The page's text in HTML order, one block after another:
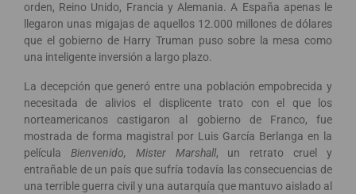
orden, Reino Unido, Francia y Alemania. A España apenas le
llegaron unas migajas de aquellos 12.000 millones de dólares
que el gobierno de Harry Truman puso sobre la mesa como
una inteligente inversión a largo plazo.
La decepción que generó entre una población empobrecida y
necesitada de alivios el displicente trato con el que los
norteamericanos castigaron al gobierno de Franco, fue
mostrada de forma magistral por Luis García Berlanga en la
película Bienvenido, Mister Marshall, un retrato cruel y
entrañable de un país que sufría todavía las consecuencias de
una terrible guerra civil y una autarquía que mantuvo aislado al